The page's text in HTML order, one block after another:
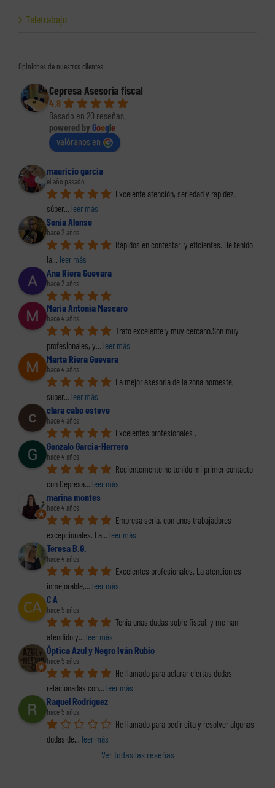
Teletrabajo
Opiniones de nuestros clientes
Cepresa Asesoría fiscal
4.8
Basado en 20 reseñas.
powered by Google
valóranos en
mauricio garcia
el año pasado
Excelente atención, seriedad y rapidez..
súper... leer más
Sonia Alonso
hace 2 años
Rápidos en contestar  y eficientes. He tenido
la... leer más
Ana Riera Guevara
hace 2 años
Maria Antonia Mascaro
hace 4 años
Trato excelente y muy cercano.Son muy
profesionales, y... leer más
Marta Riera Guevara
hace 4 años
La mejor asesoría de la zona noroeste,
super... leer más
clara cabo esteve
hace 4 años
Excelentes profesionales .
Gonzalo Garcia-Herrero
hace 4 años
Recientemente he tenido mi primer contacto
con Cepresa... leer más
marina montes
hace 4 años
Empresa seria, con unos trabajadores
excepcionales. La... leer más
Teresa B.G.
hace 4 años
Excelentes profesionales. La atención es
inmejorable,... leer más
C A
hace 5 años
Tenia unas dudas sobre fiscal, y me han
atendido y... leer más
Óptica Azul y Negro Iván Rubio
hace 5 años
He llamado para aclarar ciertas dudas
relacionadas con... leer más
Raquel Rodriguez
hace 5 años
He llamado para pedir cita y resolver algunas
dudas de... leer más
Ver todas las reseñas